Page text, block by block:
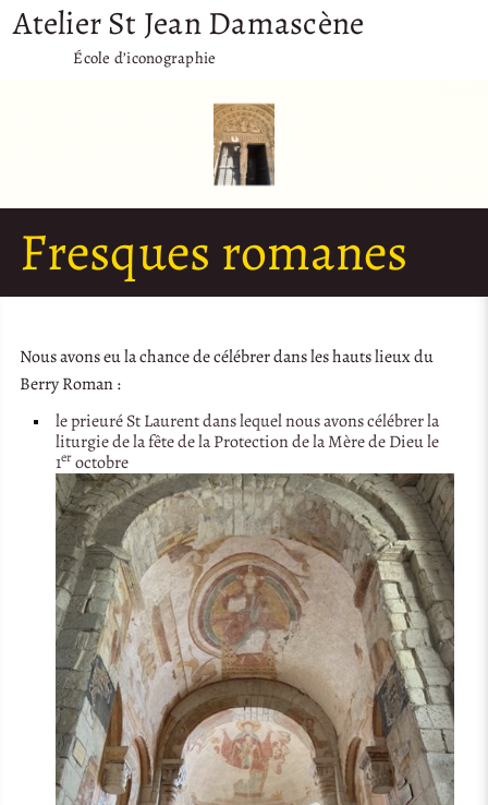
Atelier St Jean Damascène
École d’iconographie
Fresques romanes
Nous avons eu la chance de célébrer dans les hauts lieux du
Berry Roman :
le prieuré St Laurent dans lequel nous avons célébrer la
liturgie de la fête de la Protection de la Mère de Dieu le
1eroctobre